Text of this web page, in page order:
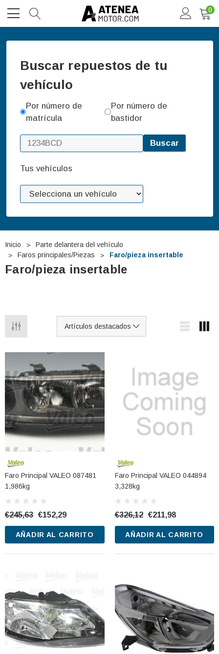
0
Buscar repuestos de tu
vehículo
Por número de
matrícula
Por número de
bastidor
Buscar
Tus vehículos
Inicio
Parte delantera del vehículo
Faros principales/Piezas
Faro/pieza insertable
Faro/pieza insertable
TB740 12V Batería De Arranque TUDOR TA1000
12V 100Ah
€275,29 €127,87
Faro Principal VALEO 087481
1,986kg
€245,63 €152,29
AÑADIR AL CARRITO
Faro Principal VALEO 044894
3,328kg
€326,12 €211,98
AÑADIR AL CARRITO